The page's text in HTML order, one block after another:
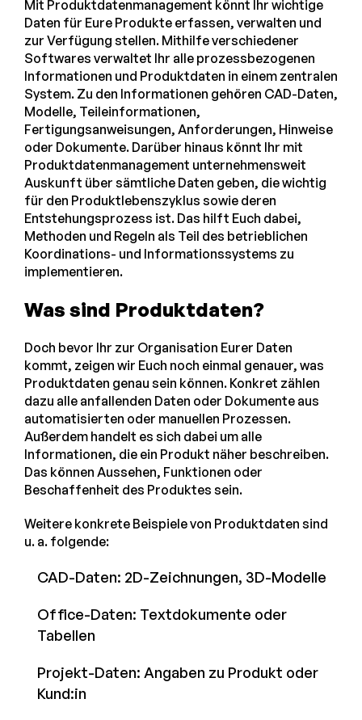
Mit Produktdatenmanagement könnt Ihr wichtige
Daten für Eure Produkte erfassen, verwalten und
zur Verfügung stellen. Mithilfe verschiedener
Softwares verwaltet Ihr alle prozessbezogenen
Informationen und Produktdaten in einem zentralen
System. Zu den Informationen gehören CAD-Daten,
Modelle, Teileinformationen,
Fertigungsanweisungen, Anforderungen, Hinweise
oder Dokumente. Darüber hinaus könnt Ihr mit
Produktdatenmanagement unternehmensweit
Auskunft über sämtliche Daten geben, die wichtig
für den Produktlebenszyklus sowie deren
Entstehungsprozess ist. Das hilft Euch dabei,
Methoden und Regeln als Teil des betrieblichen
Koordinations- und Informationssystems zu
implementieren.
Was sind Produktdaten?
Doch bevor Ihr zur Organisation Eurer Daten
kommt, zeigen wir Euch noch einmal genauer, was
Produktdaten genau sein können. Konkret zählen
dazu alle anfallenden Daten oder Dokumente aus
automatisierten oder manuellen Prozessen.
Außerdem handelt es sich dabei um alle
Informationen, die ein Produkt näher beschreiben.
Das können Aussehen, Funktionen oder
Beschaffenheit des Produktes sein.
Weitere konkrete Beispiele von Produktdaten sind
u. a. folgende:
CAD-Daten: 2D-Zeichnungen, 3D-Modelle
Office-Daten: Textdokumente oder
Tabellen
Projekt-Daten: Angaben zu Produkt oder
Kund:in